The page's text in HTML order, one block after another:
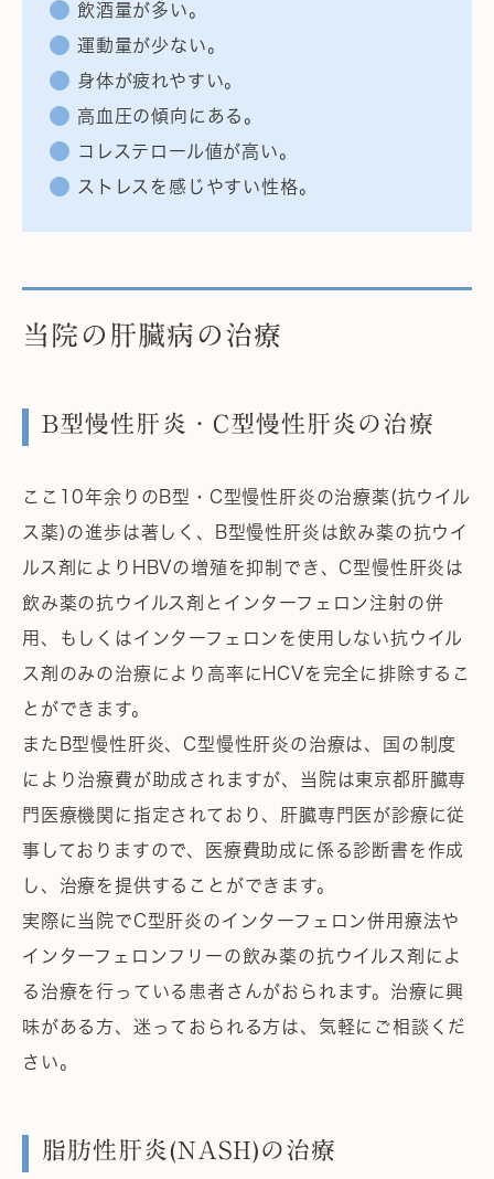
飲酒量が多い。
運動量が少ない。
身体が疲れやすい。
高血圧の傾向にある。
コレステロール値が高い。
ストレスを感じやすい性格。
当院の肝臓病の治療
B型慢性肝炎・C型慢性肝炎の治療
ここ10年余りのB型・C型慢性肝炎の治療薬(抗ウイル
ス薬)の進歩は著しく、B型慢性肝炎は飲み薬の抗ウイ
ルス剤によりHBVの増殖を抑制でき、C型慢性肝炎は
飲み薬の抗ウイルス剤とインターフェロン注射の併
用、もしくはインターフェロンを使用しない抗ウイル
ス剤のみの治療により高率にHCVを完全に排除するこ
とができます。
またB型慢性肝炎、C型慢性肝炎の治療は、国の制度
により治療費が助成されますが、当院は東京都肝臓専
門医療機関に指定されており、肝臓専門医が診療に従
事しておりますので、医療費助成に係る診断書を作成
し、治療を提供することができます。
実際に当院でC型肝炎のインターフェロン併用療法や
インターフェロンフリーの飲み薬の抗ウイルス剤によ
る治療を行っている患者さんがおられます。治療に興
味がある方、迷っておられる方は、気軽にご相談くだ
さい。
脂肪性肝炎(NASH)の治療